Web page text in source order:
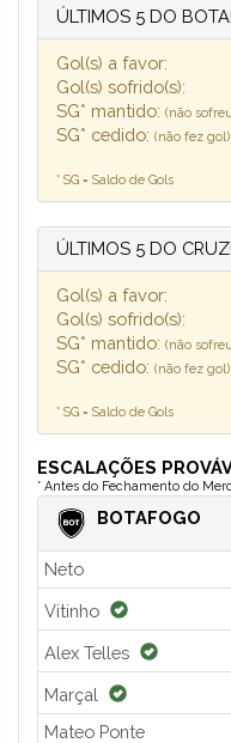
ÚLTIMOS 5 DO
Gol(s) a favor:
Gol(s) sofrido(s):
SG* mantido: (não
SG* cedido: (não fez gol)
* SG = Saldo de Gols
ÚLTIMOS 5 DO
Gol(s) a favor:
Gol(s) sofrido(s):
SG* mantido: (não
SG* cedido: (não fez gol)
* SG = Saldo de Gols
ESCALAÇÕES
* Antes do Fechamento do
BOTAFOGO
Neto
Vitinho
Alex Telles
Marçal
Mateo Ponte